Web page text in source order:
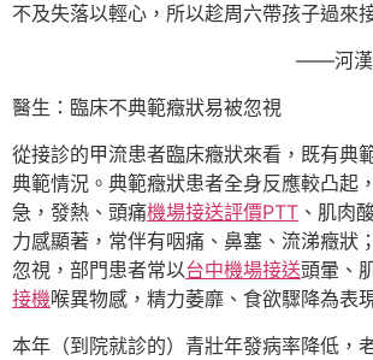
不及失落以輕心，所以趁周六帶孩子過來
——河漢
醫生：臨床不典範癥狀易被忽視
從接診的甲流患者臨床癥狀來看，既有典
典範情況。典範癥狀患者全身反應較凸起
急，發熱、頭痛機場接送評價PTT 、肌肉
力感顯著，常伴有咽痛、鼻塞、流涕癥狀
忽視，部門患者常以台中機場接送頭暈、
接機喉異物感，精力萎靡、食欲驟降為表
本年（到院就診的）青壯年發病率降低，